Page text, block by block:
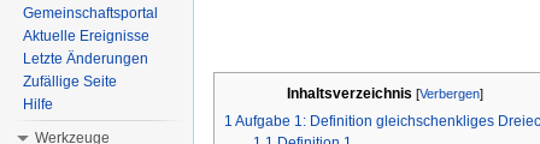
Inhaltsverzeichnis [Verbergen]
1 Aufgabe 1: Definition gleichschenkliges
Gemeinschaftsportal
Aktuelle Ereignisse
Letzte Änderungen
Zufällige Seite
Hilfe
Werkzeuge